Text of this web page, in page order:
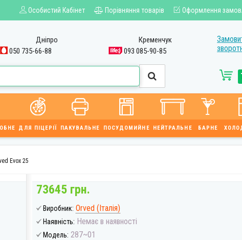
Особистий Кабінет Порівняння товарів Оформлення
Дніпро
050 735-66-88
Кременчук
093 085-90-85
ДЛЯ ПІЦЕРІЇ ПАКУВАЛЬНЕ ПОСУДОМИЙНЕ НЕЙТРАЛЬНЕ БАРНЕ
Evox 25
73645 грн.
Виробник: Orved (Італія)
Наявність: Немає в наявності
Модель: 287~01